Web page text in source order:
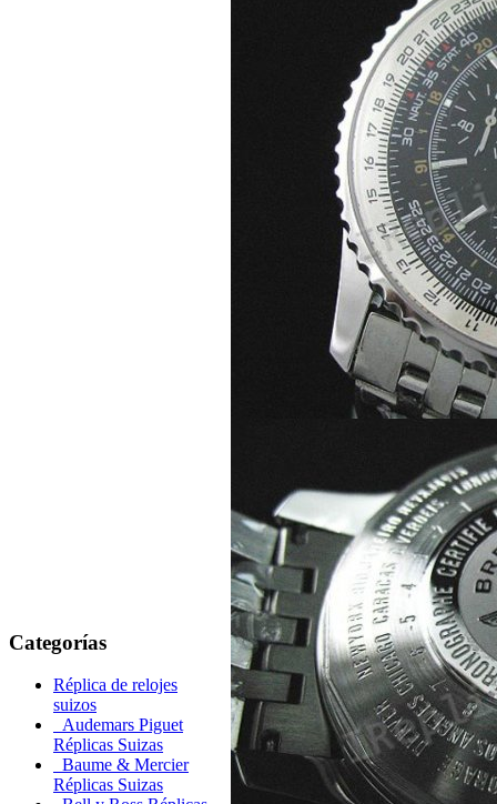
Categorías
Réplica de relojes
suizos
Audemars Piguet
Réplicas Suizas
Baume & Mercier
Réplicas Suizas